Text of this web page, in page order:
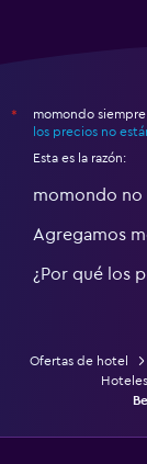
*
momondo
los precios no
Esta es la razón:
momondo no
Agregamos
¿Por qué los
Ofertas de hotel